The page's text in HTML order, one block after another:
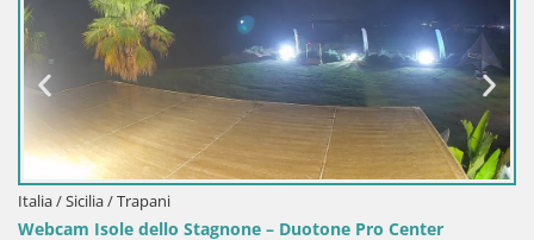
Webcam Terza Spiaggia Golfo Aranci – Vista mare in